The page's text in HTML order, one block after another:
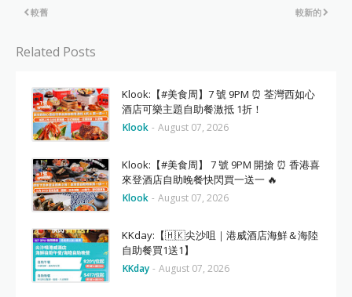
較新的
較舊
Related Posts
Klook:【#美食周】7 號 9PM ⏰ 荃灣西如心
酒店可樂主題自助餐激抵 1折！
Klook - August 07, 2026
Klook:【#美食周】 7 號 9PM 開搶 ⏰ 香港喜
來登酒店自助晚餐快閃買一送一 🔥
Klook - August 07, 2026
KKday:【🇭🇰尖沙咀｜港威酒店海鮮＆海陸
自助餐買1送1】
KKday - August 07, 2026